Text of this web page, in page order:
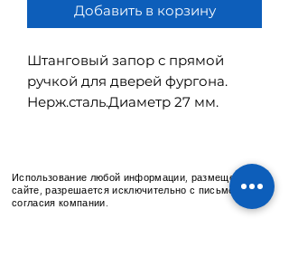
Добавить в корзину
Штанговый запор с прямой
ручкой для дверей фургона.
Нерж.сталь.Диаметр 27 мм.
Использование любой информации, размещенной на
сайте, разрешается исключительно с письменного
согласия компании.